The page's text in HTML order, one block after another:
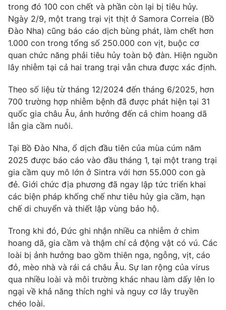
Thị trường
Tư vấn
Lịch phát sóng
Chuyên mục khác
Emagazine Podcast
Photo Infographic
Video Shorts video
VTV Money VTV Thể thao
VTV Sức khoẻ Bất động sản
Thị trường 24h Tấm lòng Việt
VTV4 Vươn mình bằng AI
VTV9 VTV8
Liên hệ tòa soạn English
trong đó 100 con chết và phần còn lại bị tiêu hủy.
Ngày 2/9, một trang trại vịt thịt ở Samora Correia (Bồ
Đào Nha) cũng báo cáo dịch bùng phát, làm chết hơn
1.000 con trong tổng số 250.000 con vịt, buộc cơ
quan chức năng phải tiêu hủy toàn bộ đàn. Hiện nguồn
lây nhiễm tại cả hai trang trại vẫn chưa được xác định.
Theo số liệu từ tháng 12/2024 đến tháng 6/2025, hơn
700 trường hợp nhiễm bệnh đã được phát hiện tại 31
quốc gia châu Âu, ảnh hưởng đến cả chim hoang dã
lẫn gia cầm nuôi.
Tại Bồ Đào Nha, ổ dịch đầu tiên của mùa cúm năm
2025 được báo cáo vào đầu tháng 1, tại một trang trại
gia cầm quy mô lớn ở Sintra với hơn 55.000 con gà
đẻ. Giới chức địa phương đã ngay lập tức triển khai
các biện pháp khống chế như tiêu hủy gia cầm, hạn
chế di chuyển và thiết lập vùng bảo hộ.
Trong khi đó, Đức ghi nhận nhiều ca nhiễm ở chim
hoang dã, gia cầm và thậm chí cả động vật có vú. Các
loài bị ảnh hưởng bao gồm thiên nga, ngỗng, vịt, cáo
đỏ, mèo nhà và rái cá châu Âu. Sự lan rộng của virus
qua nhiều loài và môi trường khác nhau làm dấy lên lo
ngại về khả năng thích nghi và nguy cơ lây truyền
chéo loài.